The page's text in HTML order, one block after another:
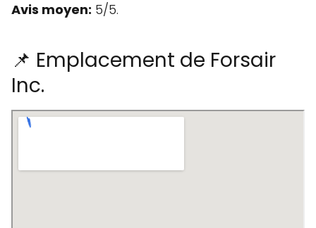
Avis moyen: 5/5.
📌 Emplacement de Forsair
Inc.